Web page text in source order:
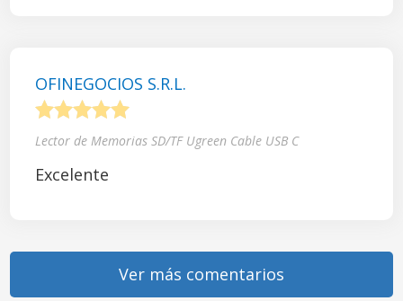
OFINEGOCIOS S.R.L.
Lector de Memorias SD/TF Ugreen Cable USB C
Excelente
Ver más comentarios